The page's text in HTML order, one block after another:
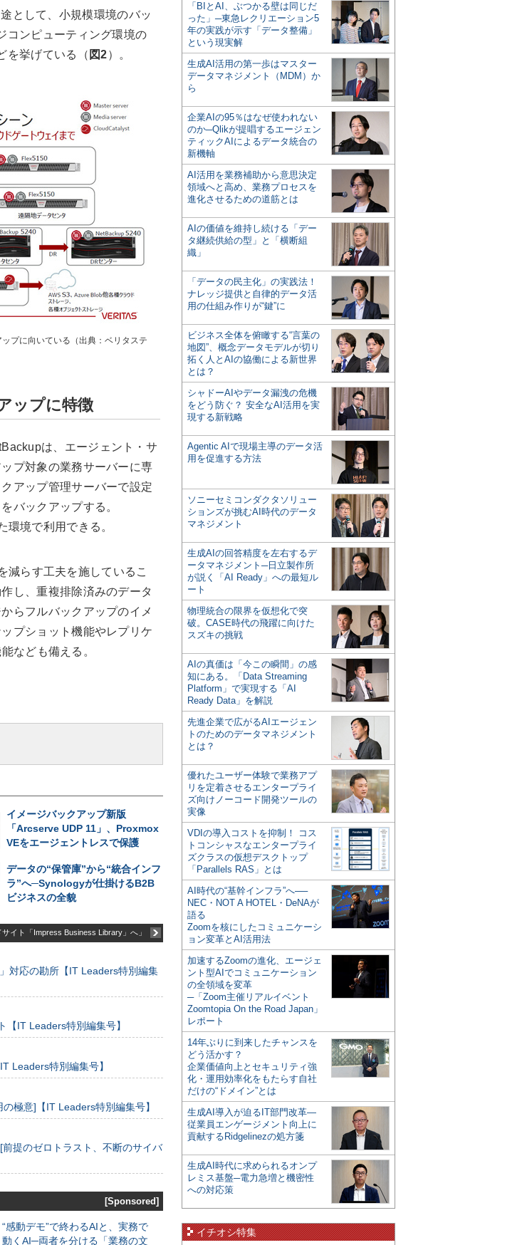
として、小規模環境のバッ
コンピューティング環境の
を挙げている（ 図2）。
プに向いている（出典：ベリタステ
ップに特徴
は、エージェント・サ
プ対象の業務サーバーに専
アップ管理サーバーで設定
バックアップする。
境で利用できる。
らす工夫を施しているこ
し、重複排除済みのデータ
らフルバックアップのイメ
プショット機能やレプリケ
なども備える。
イメージバックアップ新版
「Arcserve UDP 11」、Proxmox
VEをエージェントレスで保護
データの“保管庫”から“統合インフ
ラ”へ─Synologyが仕掛けるB2B
ビジネスの全貌
イト「Impress Business Library」へ」
対応の勘所【IT Leaders特別編集
IT Leaders特別編集号】
Leaders特別編集号】
極意]【IT Leaders特別編集号】
提のゼロトラスト、不断のサイバ
[Sponsored]
“感動デモ”で終わるAIと、実務で
動くAI─両者を分ける「業務の文
「BIとAI、ぶつかる壁は同じだ
った」─東急レクリエーション5
年の実践が示す「データ整備」
という現実解
生成AI活用の第一歩はマスター
データマネジメント（MDM）か
ら
企業AIの95％はなぜ使われない
のか─Qlikが提唱するエージェン
ティックAIによるデータ統合の
新機軸
AI活用を業務補助から意思決定
領域へと高め、業務プロセスを
進化させるための道筋とは
AIの価値を維持し続ける「デー
タ継続供給の型」と「横断組
織」
「データの民主化」の実践法！
ナレッジ提供と自律的データ活
用の仕組み作りが“鍵”に
ビジネス全体を俯瞰する“言葉の
地図”、概念データモデルが切り
拓く人とAIの協働による新世界
とは？
シャドーAIやデータ漏洩の危機
をどう防ぐ？ 安全なAI活用を実
現する新戦略
Agentic AIで現場主導のデータ活
用を促進する方法
ソニーセミコンダクタソリュー
ションズが挑むAI時代のデータ
マネジメント
生成AIの回答精度を左右するデ
ータマネジメント─日立製作所
が説く「AI Ready」への最短ル
ート
物理統合の限界を仮想化で突
破。CASE時代の飛躍に向けた
スズキの挑戦
AIの真価は「今この瞬間」の感
知にある。「Data Streaming
Platform」で実現する「AI
Ready Data」を解説
先進企業で広がるAIエージェン
トのためのデータマネジメント
とは？
優れたユーザー体験で業務アプ
リを定着させるエンタープライ
ズ向けノーコード開発ツールの
実像
VDIの導入コストを抑制！ コス
トコンシャスなエンタープライ
ズクラスの仮想デスクトップ
「Parallels RAS」とは
AI時代の“基幹インフラ”へ──
NEC・NOT A HOTEL・DeNAが
語る
Zoomを核にしたコミュニケーシ
ョン変革とAI活用法
加速するZoomの進化、エージェ
ント型AIでコミュニケーション
の全領域を変革
─「Zoom主催リアルイベント
Zoomtopia On the Road Japan」
レポート
14年ぶりに到来したチャンスを
どう活かす？
企業価値向上とセキュリティ強
化・運用効率化をもたらす自社
だけの“ドメイン”とは
生成AI導入が迫るIT部門改革―
従業員エンゲージメント向上に
貢献するRidgelinezの処方箋
生成AI時代に求められるオンプ
レミス基盤─電力急増と機密性
への対応策
イチオシ特集